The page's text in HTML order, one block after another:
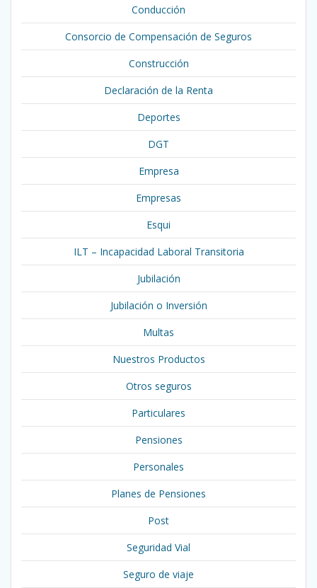
Conducción
Consorcio de Compensación de Seguros
Construcción
Declaración de la Renta
Deportes
DGT
Empresa
Empresas
Esqui
ILT – Incapacidad Laboral Transitoria
Jubilación
Jubilación o Inversión
Multas
Nuestros Productos
Otros seguros
Particulares
Pensiones
Personales
Planes de Pensiones
Post
Seguridad Vial
Seguro de viaje